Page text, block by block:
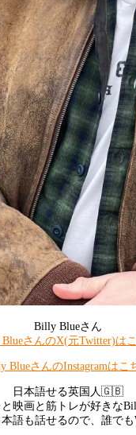
Billy Blueさん
さんのX(元Twitter)は
BlueさんのInstagramはこ
日本語せる英国人🇬🇧
映画と筋トレが好きな
語も話せるので、誰でも